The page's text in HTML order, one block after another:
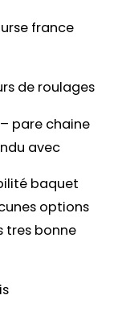
france
de roulages
pare chaine
avec
baquet
options
tres bonne